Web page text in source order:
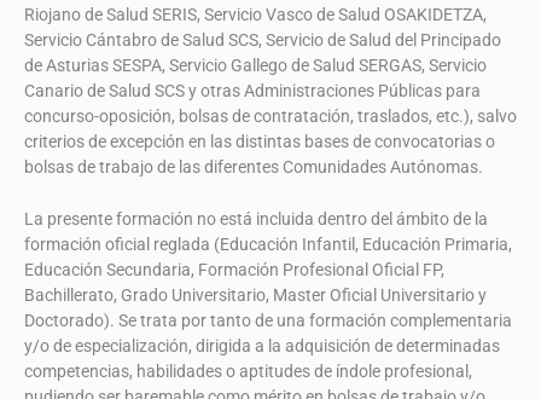
Riojano de Salud SERIS, Servicio Vasco de Salud OSAKIDETZA,
Servicio Cántabro de Salud SCS, Servicio de Salud del Principado
de Asturias SESPA, Servicio Gallego de Salud SERGAS, Servicio
Canario de Salud SCS y otras Administraciones Públicas para
concurso-oposición, bolsas de contratación, traslados, etc.), salvo
criterios de excepción en las distintas bases de convocatorias o
bolsas de trabajo de las diferentes Comunidades Autónomas.
La presente formación no está incluida dentro del ámbito de la
formación oficial reglada (Educación Infantil, Educación Primaria,
Educación Secundaria, Formación Profesional Oficial FP,
Bachillerato, Grado Universitario, Master Oficial Universitario y
Doctorado). Se trata por tanto de una formación complementaria
y/o de especialización, dirigida a la adquisición de determinadas
competencias, habilidades o aptitudes de índole profesional,